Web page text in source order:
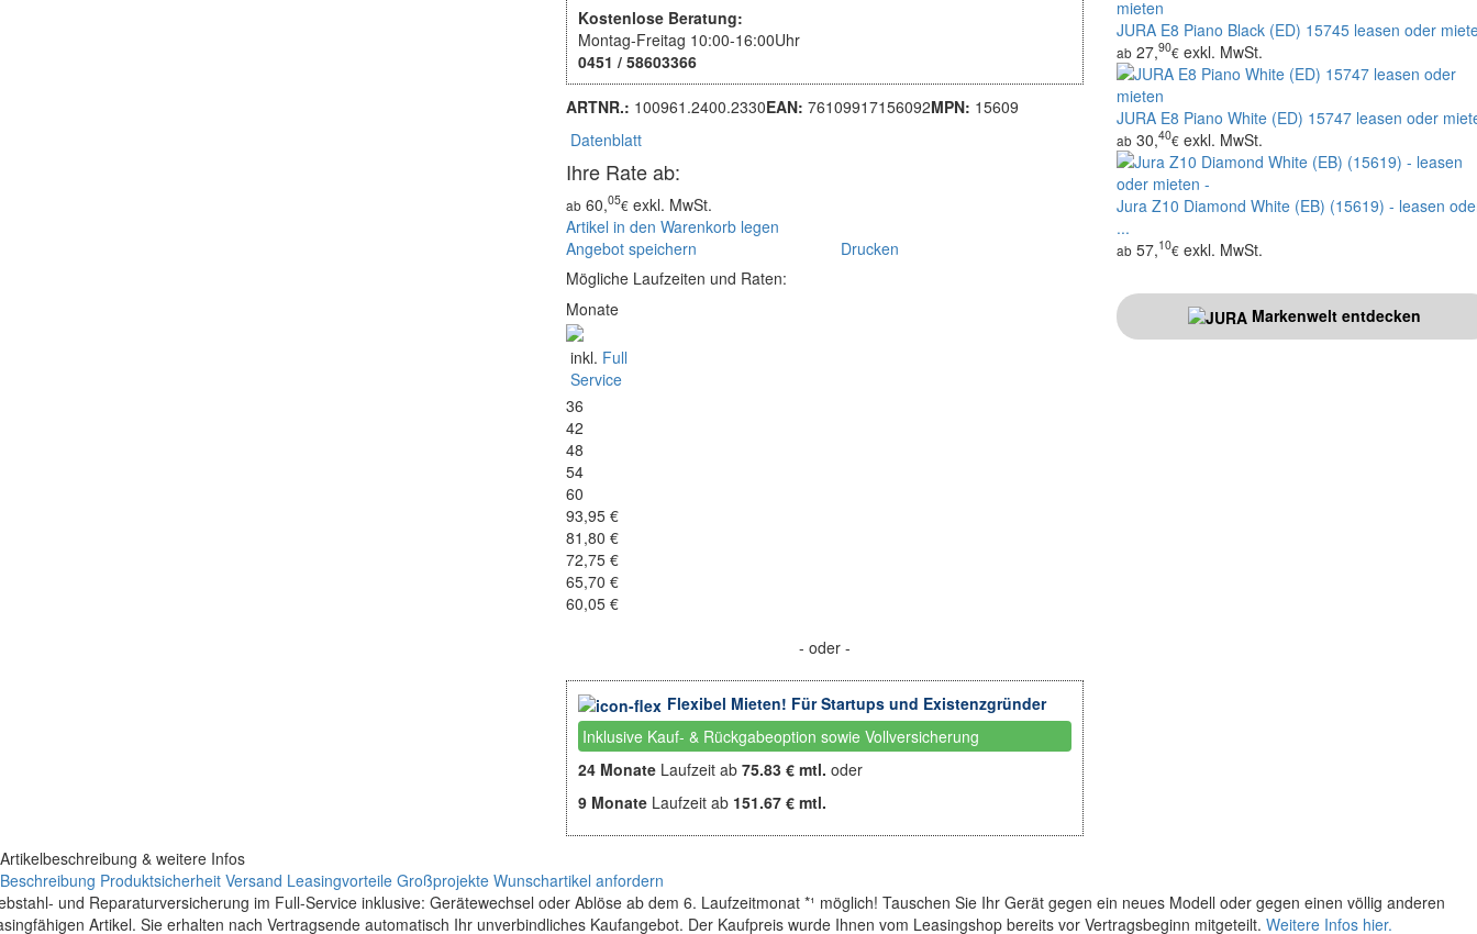
Kostenlose Beratung:
Montag-Freitag 10:00-16:00Uhr
0451 / 58603366
ARTNR.: 100961.2400.2330EAN: 76109917156092MPN: 15609
Datenblatt
Ihre Rate ab:
ab 60,05€ exkl. MwSt.
Artikel in den Warenkorb legen
Angebot speichern
Drucken
Mögliche Laufzeiten und Raten:
Monate
inkl. Full
Service
36
42
48
54
60
93,95 €
81,80 €
72,75 €
65,70 €
60,05 €
- oder -
Flexibel Mieten! Für Startups und Existenzgründer
Inklusive Kauf- & Rückgabeoption sowie Vollversicherung
24 Monate Laufzeit ab75.83 € mtl. oder
9 Monate Laufzeit ab 151.67 € mtl.
JURA E8 Piano Black (ED) 15745 leasen oder
ab27,90€ exkl. MwSt.
JURA E8 Piano White (ED) 15747 leasen oder
ab30,40€ exkl. MwSt.
Jura Z10 Diamond White (EB) (15619) - leasen
...
ab57,10€ exkl. MwSt.
Markenwelt entdecken
Artikelbeschreibung & weitere Infos
Beschreibung Produktsicherheit Versand Leasingvorteile Großprojekte Wunschartikel anfordern
und Reparaturversicherung im Full-Service inklusive: Gerätewechsel oder Ablöse ab dem 6. Laufzeitmonat *¹ möglich! Tauschen Sie Ihr Gerät gegen ein neues Modell oder gegen einen völlig anderen
Artikel. Sie erhalten nach Vertragsende automatisch Ihr unverbindliches Kaufangebot. Der Kaufpreis wurde Ihnen vom Leasingshop bereits vor Vertragsbeginn mitgeteilt. Weitere Infos hier.